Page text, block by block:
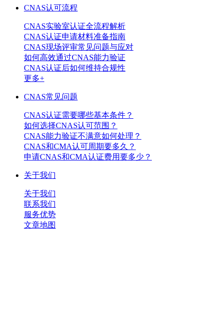
CNAS认可流程
CNAS实验室认证全流程解析
CNAS认证申请材料准备指南
CNAS现场评审常见问题与应对
如何高效通过CNAS能力验证
CNAS认证后如何维持合规性
更多+
CNAS常见问题
CNAS认证需要哪些基本条件？
如何选择CNAS认可范围？
CNAS能力验证不满意如何处理？
CNAS和CMA认可周期要多久？
申请CNAS和CMA认证费用要多少？
关于我们
关于我们
联系我们
服务优势
文章地图